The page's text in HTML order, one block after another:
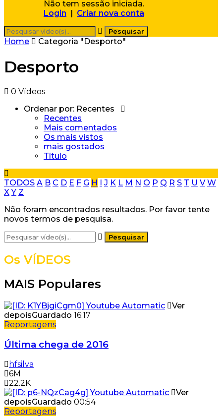
Não tem sessão iniciada.
Login
Criar nova conta
Home Categoria "Desporto"
Desporto
0 Vídeos
Ordenar por: Recentes
Recentes
Mais comentados
Os mais vistos
mais gostados
Título
TODOS A B C D E F G H J K L M N O P Q R S T U V W
X Y Z
Não foram encontrados resultados. Por favor tente
novos termos de pesquisa.
Os VÍDEOS
MAIS Populares
Ver
depoisGuardado 16:17
Reportagens
Última chega de 2016
hfsilva
6M
22.2K
Ver
depoisGuardado 00:54
Reportagens